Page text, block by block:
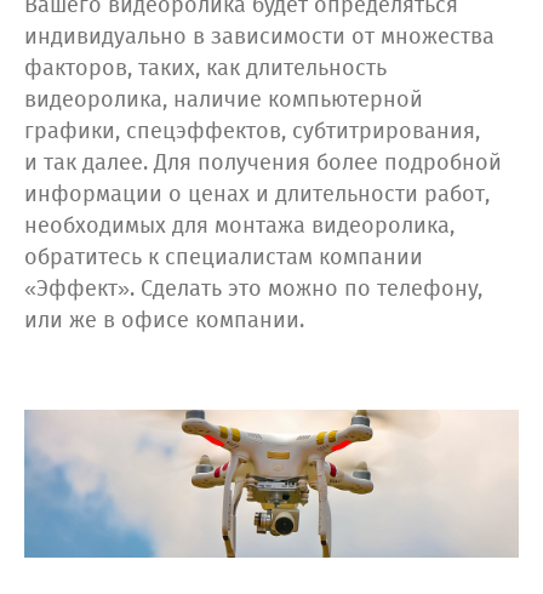
индивидуально в зависимости от множества
факторов, таких, как длительность
видеоролика, наличие компьютерной
графики, спецэффектов, субтитрирования,
и так далее. Для получения более подробной
информации о ценах и длительности работ,
необходимых для монтажа видеоролика,
обратитесь к специалистам компании
«Эффект». Сделать это можно по телефону,
или же в офисе компании.